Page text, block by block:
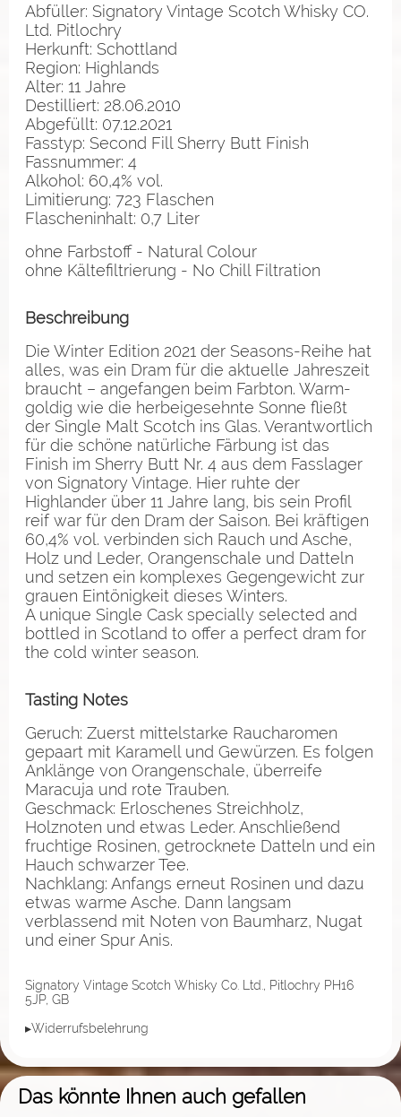
Abfüller: Signatory Vintage Scotch Whisky CO.
Ltd. Pitlochry
Herkunft: Schottland
Region: Highlands
Alter: 11 Jahre
Destilliert: 28.06.2010
Abgefüllt: 07.12.2021
Fasstyp: Second Fill Sherry Butt Finish
Fassnummer: 4
Alkohol: 60,4% vol.
Limitierung: 723 Flaschen
Flascheninhalt: 0,7 Liter
ohne Farbstoff - Natural Colour
ohne Kältefiltrierung - No Chill Filtration
Beschreibung
Die Winter Edition 2021 der Seasons-Reihe hat
alles, was ein Dram für die aktuelle Jahreszeit
braucht – angefangen beim Farbton. Warm-
goldig wie die herbeigesehnte Sonne fließt
der Single Malt Scotch ins Glas. Verantwortlich
für die schöne natürliche Färbung ist das
Finish im Sherry Butt Nr. 4 aus dem Fasslager
von Signatory Vintage. Hier ruhte der
Highlander über 11 Jahre lang, bis sein Profil
reif war für den Dram der Saison. Bei kräftigen
60,4% vol. verbinden sich Rauch und Asche,
Holz und Leder, Orangenschale und Datteln
und setzen ein komplexes Gegengewicht zur
grauen Eintönigkeit dieses Winters.
A unique Single Cask specially selected and
bottled in Scotland to offer a perfect dram for
the cold winter season.
Tasting Notes
Geruch: Zuerst mittelstarke Raucharomen
gepaart mit Karamell und Gewürzen. Es folgen
Anklänge von Orangenschale, überreife
Maracuja und rote Trauben.
Geschmack: Erloschenes Streichholz,
Holznoten und etwas Leder. Anschließend
fruchtige Rosinen, getrocknete Datteln und ein
Hauch schwarzer Tee.
Nachklang: Anfangs erneut Rosinen und dazu
etwas warme Asche. Dann langsam
verblassend mit Noten von Baumharz, Nugat
und einer Spur Anis.
Signatory Vintage Scotch Whisky Co. Ltd., Pitlochry PH16
5JP, GB
▸Widerrufsbelehrung
Das könnte Ihnen auch gefallen